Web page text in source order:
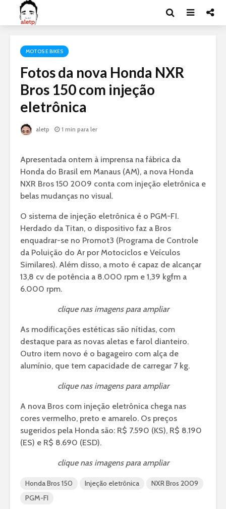
MOTOS E BIKES
Fotos da nova Honda NXR
Bros 150 com injeção
eletrônica
aletp 1 min para ler
Apresentada ontem à imprensa na fábrica da
Honda do Brasil em Manaus (AM), a nova Honda
NXR Bros 150 2009 conta com injeção eletrônica e
belas mudanças no visual.
O sistema de injeção eletrônica é o PGM-FI.
Herdado da Titan, o dispositivo faz a Bros
enquadrar-se no Promot3 (Programa de Controle
da Poluição do Ar por Motociclos e Veículos
Similares). Além disso, a moto é capaz de alcançar
13,8 cv de potência a 8.000 rpm e 1,39 kgfm a
6.000 rpm.
clique nas imagens para ampliar
As modificações estéticas são nítidas, com
destaque para as novas aletas e farol dianteiro.
Outro item novo é o bagageiro com alça de
alumínio, que tem capacidade de carregar 7 kg.
clique nas imagens para ampliar
A nova Bros com injeção eletrônica chega nas
cores vermelho, preto e amarelo. Os preços
sugeridos pela Honda são: R$ 7.590 (KS), R$ 8.190
(ES) e R$ 8.690 (ESD).
clique nas imagens para ampliar
Honda Bros 150 Injeção eletrônica
NXR Bros 2009
PGM-FI